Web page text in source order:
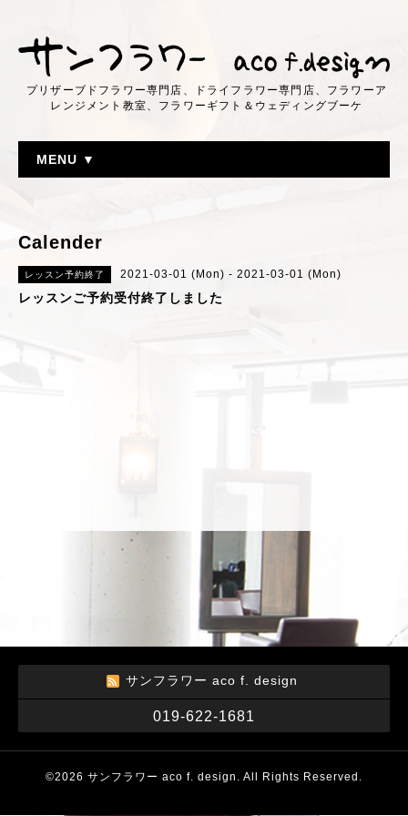
プリザーブドフラワー専門店、ドライフラワー専門店、フラワーア
レンジメント教室、フラワーギフト＆ウェディングブーケ
MENU ▼
Calender
レッスン予約終了 2021-03-01 (Mon) - 2021-03-01 (Mon)
レッスンご予約受付終了しました
サンフラワー aco f. design
019-622-1681
©2026 サンフラワー aco f. design . All Rights Reserved.